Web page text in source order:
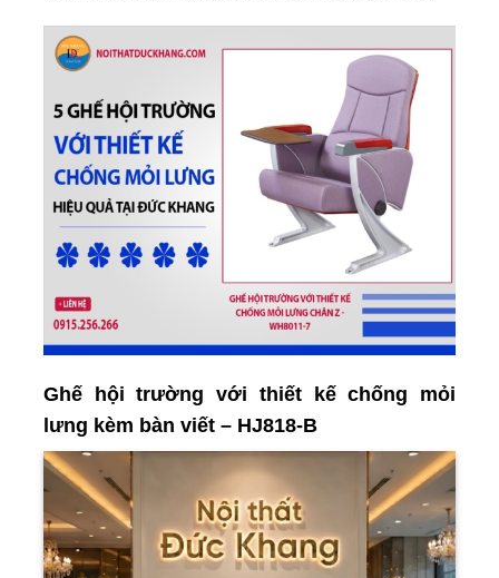
Ghế hội trường với thiết kế chống mỏi
lưng kèm bàn viết – HJ818-B